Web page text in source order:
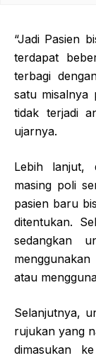
“Jadi Pasien
terdapat
terbagi
satu misalnya
tidak terjadi
ujarnya.
Lebih lanjut,
masing poli
pasien baru
ditentukan.
sedangkan
atau
Selanjutnya,
rujukan yang
dimasukan